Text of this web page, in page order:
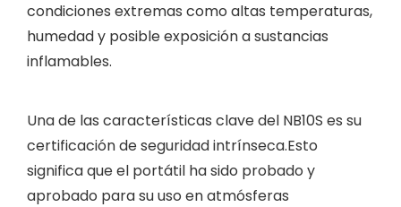
condiciones extremas como altas temperaturas,
humedad y posible exposición a sustancias
inflamables.
Una de las características clave del NB10S es su
certificación de seguridad intrínseca.Esto
significa que el portátil ha sido probado y
aprobado para su uso en atmósferas